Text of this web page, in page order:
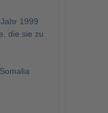
1999
die sie zu